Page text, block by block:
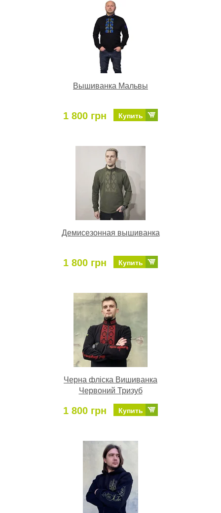
Вышиванка Мальвы
1 800 грн Купить
Демисезонная вышиванка
1 800 грн Купить
Черна фліска Вишиванка
Червоний Тризуб
1 800 грн Купить